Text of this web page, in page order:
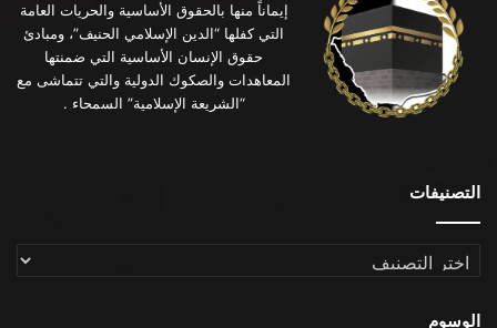
إيماناً منها بالحقوق الأساسية والحريات العامة
التي كفلها “الدين الإسلامي الحنيف”، ومبادئ
حقوق الإنسان الأساسية التي ضمنتها
المعاهدات والصكوك الدولية والتي تتماشى مع
“الشريعة الإسلامية” السمحاء .
التصنيفات
التصنيفات
الوسوم